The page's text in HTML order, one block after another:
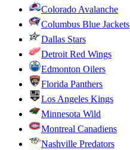
Colorado Avalanche
Columbus Blue Jackets
Dallas Stars
Detroit Red Wings
Edmonton Oilers
Florida Panthers
Los Angeles Kings
Minnesota Wild
Montreal Canadiens
Nashville Predators